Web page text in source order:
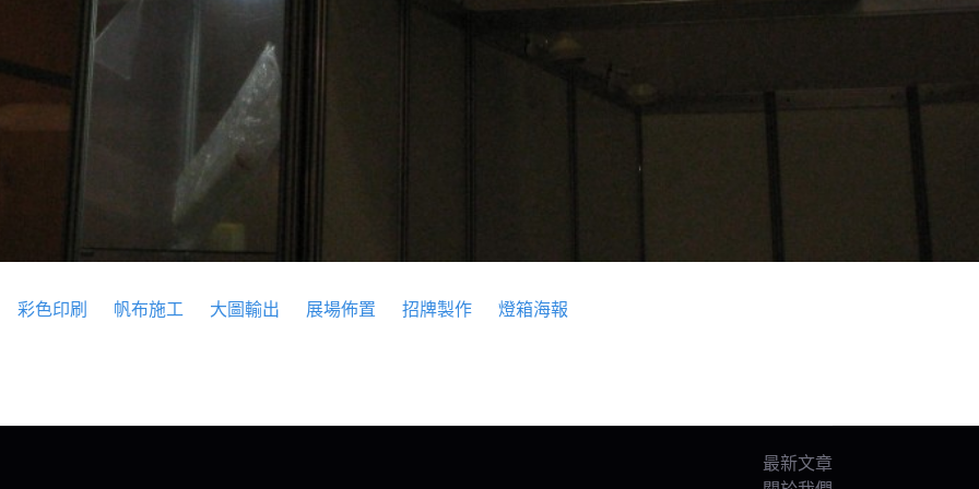
彩色印刷 帆布施工 大圖輸出 展場佈置 招牌製作 燈箱海報
最新文章